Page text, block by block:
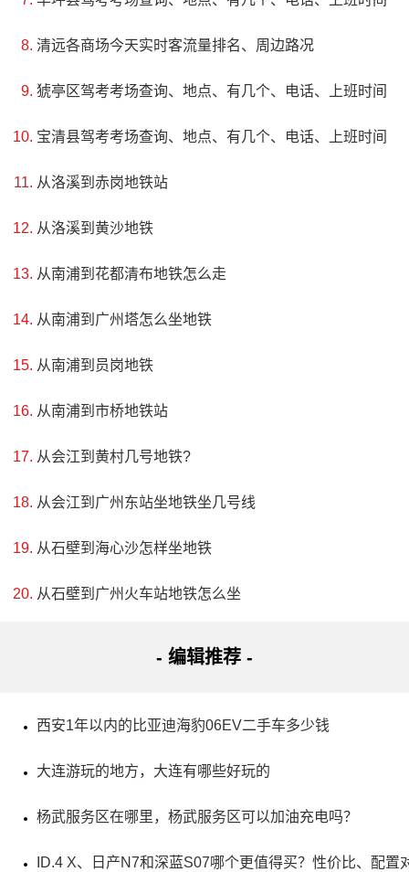
评级：暂无
地址：福州市仓山区连江南路高湖小红旗幼儿园东南侧
约130米
高湖南湖郑氏宗祠建于明正德年间，位于福州仓山区盖
门处有石抱鼓，平面分布合理。此外，南湖郑氏以三代为
清远各商场今天实时客流量排名、周边路况
猇亭区驾考考场查询、地点、有几个、电话、上班时间
宝清县驾考考场查询、地点、有几个、电话、上班时间
从洛溪到赤岗地铁站
从洛溪到黄沙地铁
从南浦到花都清布地铁怎么走
从南浦到广州塔怎么坐地铁
从南浦到员岗地铁
从南浦到市桥地铁站
从会江到黄村几号地铁?
从会江到广州东站坐地铁坐几号线
从石壁到海心沙怎样坐地铁
从石壁到广州火车站地铁怎么坐
- 编辑推荐 -
西安1年以内的比亚迪海豹06EV二手车多少钱
大连游玩的地方，大连有哪些好玩的
杨武服务区在哪里，杨武服务区可以加油充电吗？
ID.4 X、日产N7和深蓝S07哪个更值得买？性价比、配置